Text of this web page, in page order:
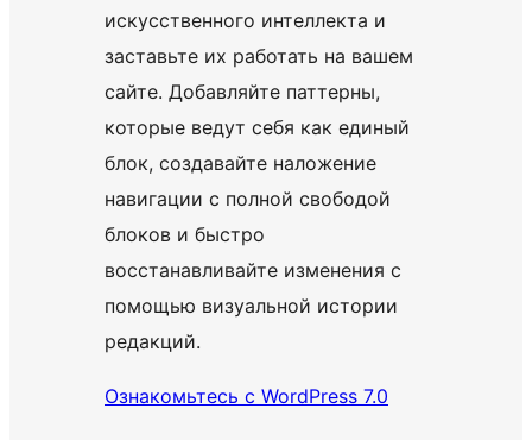
искусственного интеллекта и
заставьте их работать на вашем
сайте. Добавляйте паттерны,
которые ведут себя как единый
блок, создавайте наложение
навигации с полной свободой
блоков и быстро
восстанавливайте изменения с
помощью визуальной истории
редакций.
Ознакомьтесь с WordPress 7.0